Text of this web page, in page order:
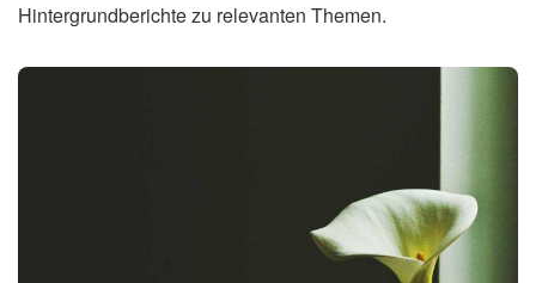
Hintergrundberichte zu relevanten Themen.